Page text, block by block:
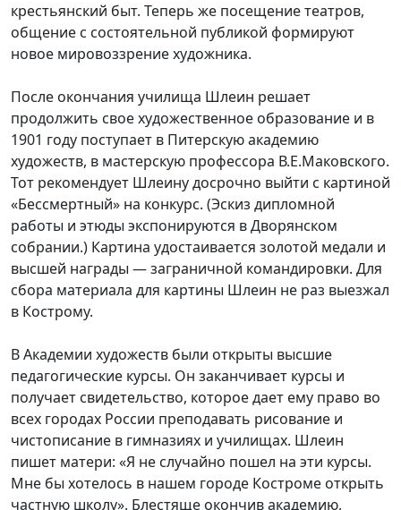
крестьянский быт. Теперь же посещение театров,
общение с состоятельной публикой формируют
новое мировоззрение художника.
После окончания училища Шлеин решает
продолжить свое художественное образование и в
1901 году поступает в Питерскую академию
художеств, в мастерскую профессора В.Е.Маковского.
Тот рекомендует Шлеину досрочно выйти с картиной
«Бессмертный» на конкурс. (Эскиз дипломной
работы и этюды экспонируются в Дворянском
собрании.) Картина удостаивается золотой медали и
высшей награды — заграничной командировки. Для
сбора материала для картины Шлеин не раз выезжал
в Кострому.
В Академии художеств были открыты высшие
педагогические курсы. Он заканчивает курсы и
получает свидетельство, которое дает ему право во
всех городах России преподавать рисование и
чистописание в гимназиях и училищах. Шлеин
пишет матери: «Я не случайно пошел на эти курсы.
Мне бы хотелось в нашем городе Костроме открыть
частную школу». Блестяще окончив академию,